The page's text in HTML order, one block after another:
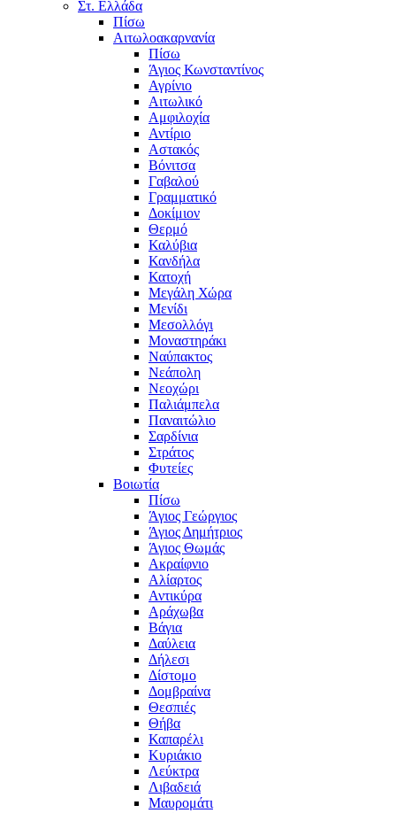
Στ. Ελλάδα
Πίσω
Αιτωλοακαρνανία
Πίσω
Άγιος Κωνσταντίνος
Αγρίνιο
Αιτωλικό
Αμφιλοχία
Αντίριο
Αστακός
Βόνιτσα
Γαβαλού
Γραμματικό
Δοκίμιον
Θερμό
Καλύβια
Κανδήλα
Κατοχή
Μεγάλη Χώρα
Μενίδι
Μεσολλόγι
Μοναστηράκι
Ναύπακτος
Νεάπολη
Νεοχώρι
Παλιάμπελα
Παναιτώλιο
Σαρδίνια
Στράτος
Φυτείες
Βοιωτία
Πίσω
Άγιος Γεώργιος
Άγιος Δημήτριος
Άγιος Θωμάς
Ακραίφνιο
Αλίαρτος
Αντικύρα
Αράχωβα
Βάγια
Δαύλεια
Δήλεσι
Δίστομο
Δομβραίνα
Θεσπιές
Θήβα
Καπαρέλι
Κυριάκιο
Λεύκτρα
Λιβαδειά
Μαυρομάτι